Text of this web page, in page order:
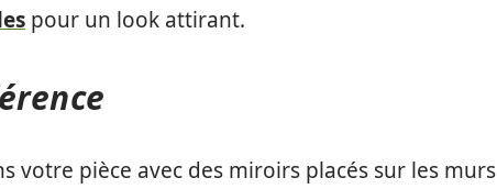
pour un look attirant.
votre pièce avec des miroirs placés sur les murs